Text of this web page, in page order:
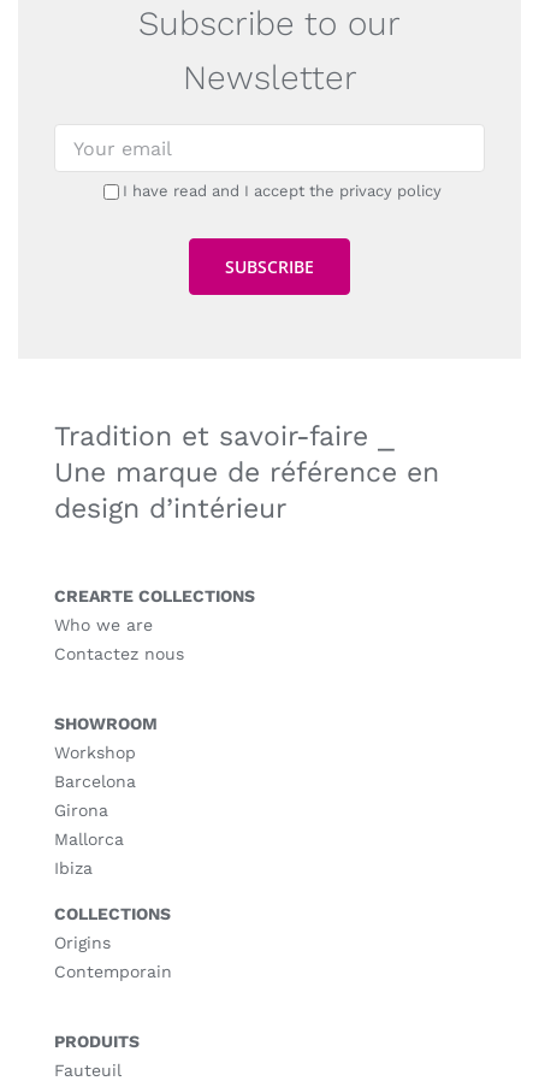
Subscribe to our
Newsletter
I have read and I accept the privacy policy
Tradition et savoir-faire ⎯
Une marque de référence en
design d’intérieur
CREARTE COLLECTIONS
Who we are
Contactez nous
SHOWROOM
Workshop
Barcelona
Girona
Mallorca
Ibiza
COLLECTIONS
Origins
Contemporain
PRODUITS
Fauteuil